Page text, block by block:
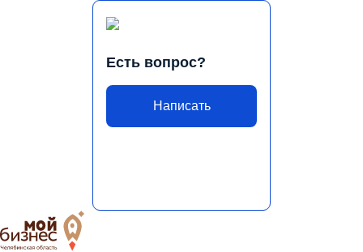
Есть вопрос?
Написать